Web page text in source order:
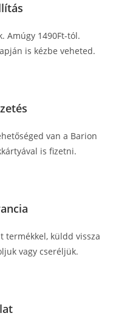
Amúgy 1490Ft-tól.
is kézbe veheted.
van a Barion
is fizetni.
termékkel, küldd vissza
vagy cseréljük.